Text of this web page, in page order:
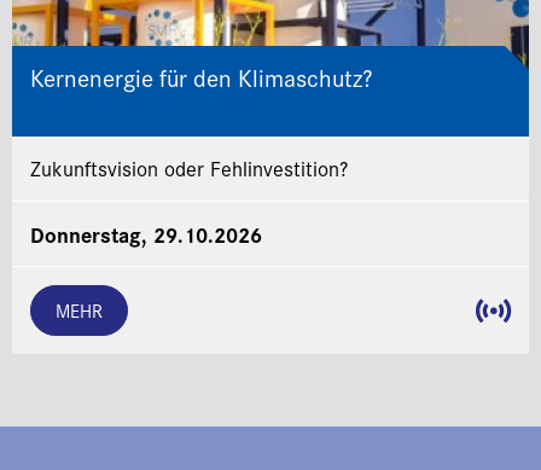
Kernenergie für den Klimaschutz?
Zukunftsvision oder Fehlinvestition?
Donnerstag, 29.10.2026
MEHR